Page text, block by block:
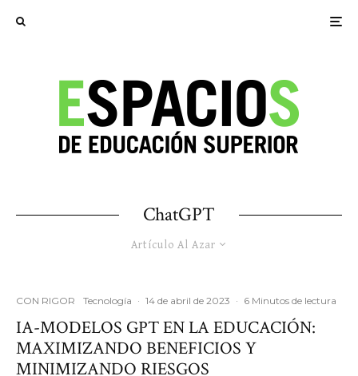
ChatGPT
Artículo Al Azar
CON RIGOR Tecnología · 14 de abril de 2023 · 6 Minutos de lectura
IA-MODELOS GPT EN LA EDUCACIÓN:
MAXIMIZANDO BENEFICIOS Y
MINIMIZANDO RIESGOS